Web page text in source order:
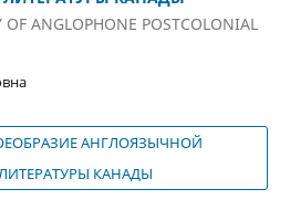
ANGLOPHONE POSTCOLONIAL
АНГЛОЯЗЫЧНОЙ
КАНАДЫ